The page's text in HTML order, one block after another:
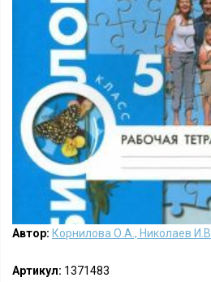
Автор: Корнилова О.А., Николаев И.В.
Артикул: 1371483